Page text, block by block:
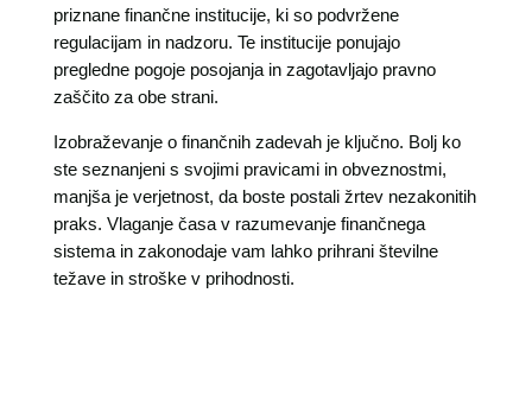
priznane finančne institucije, ki so podvržene
regulacijam in nadzoru. Te institucije ponujajo
pregledne pogoje posojanja in zagotavljajo pravno
zaščito za obe strani.
Izobraževanje o finančnih zadevah je ključno. Bolj ko
ste seznanjeni s svojimi pravicami in obveznostmi,
manjša je verjetnost, da boste postali žrtev nezakonitih
praks. Vlaganje časa v razumevanje finančnega
sistema in zakonodaje vam lahko prihrani številne
težave in stroške v prihodnosti.